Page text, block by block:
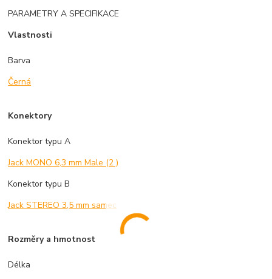
PARAMETRY A SPECIFIKACE
Vlastnosti
Barva
Černá
Konektory
Konektor typu A
Jack MONO 6,3 mm Male (2 )
Konektor typu B
Jack STEREO 3,5 mm samec
Rozměry a hmotnost
Délka